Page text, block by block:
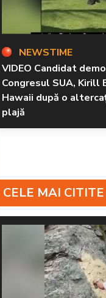
NEWSTIME
VIDEO Candidat
Congresul SUA, Kirill
Hawaii după o
plajă
CELE MAI CITITE